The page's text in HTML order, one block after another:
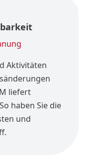
Aktivitäten
liefert
haben Sie die
und